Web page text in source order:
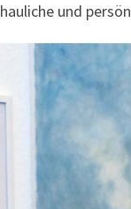
und